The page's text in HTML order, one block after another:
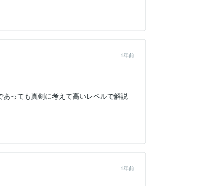
1年前
っても真剣に考えて高いレベルで解説
1年前